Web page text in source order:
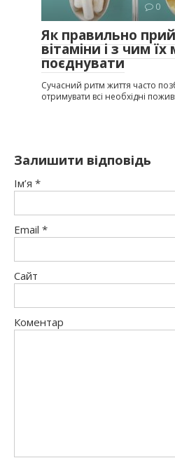
0
Як правильно
вітаміни і з чим
поєднувати
Сучасний ритм життя часто
отримувати всі необхідні
Залишити відповідь
Ім’я *
Email *
Сайт
Коментар